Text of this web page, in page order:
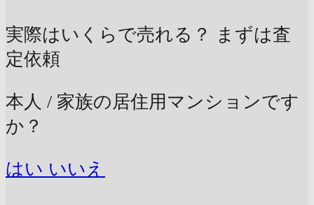
実際はいくらで売れる？
まずは査
定依頼
本人 / 家族の居住用マンションです
か？
はい いいえ